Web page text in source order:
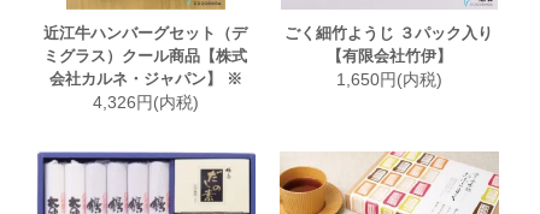
近江牛ハンバーグセット（デ
ミグラス）クール商品【株式
会社カルネ・ジャパン】 ※
4,326円(内税)
ごく細竹ようじ ３パック入り
【有限会社竹伊】
1,650円(内税)